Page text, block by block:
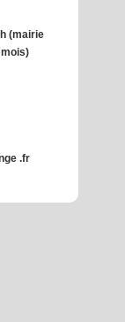
(mairie
.fr